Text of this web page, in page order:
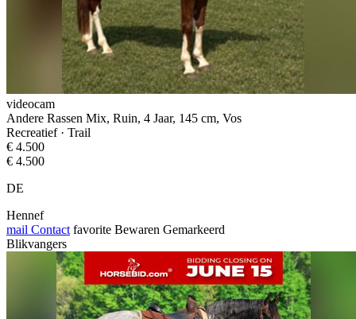
videocam
Andere Rassen Mix, Ruin, 4 Jaar, 145 cm, Vos
Recreatief · Trail
€ 4.500
€ 4.500
DE
Hennef
mail Contact favorite Bewaren Gemarkeerd
Blikvangers